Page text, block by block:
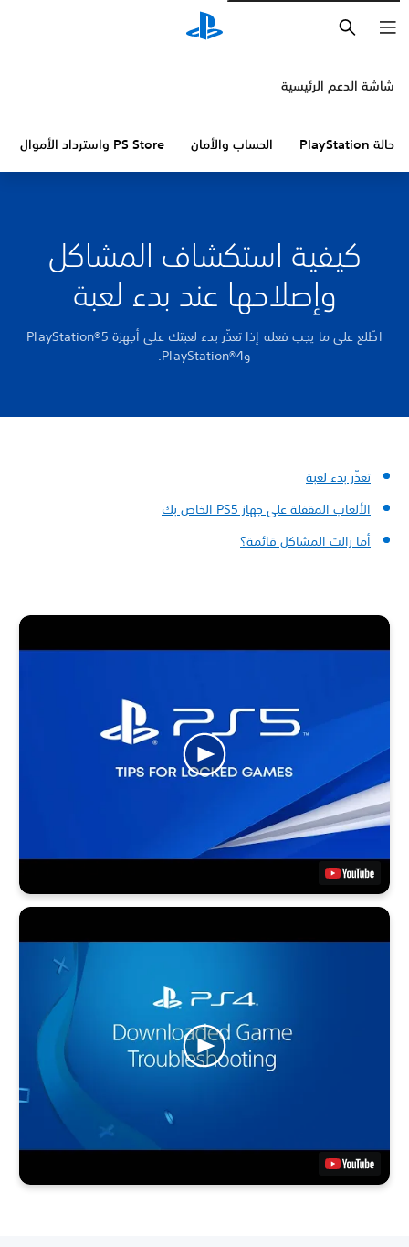
شاشة الدعم الرئيسية
حالة PlayStation الحساب والأمان PS Store واسترداد الأموال
كيفية استكشاف المشاكل
وإصلاحها عند بدء لعبة
اطّلع على ما يجب فعله إذا تعذّر بدء لعبتك على أجهزة PlayStation®5
وPlayStation®4.
تعذّر بدء لعبة
الألعاب المقفلة على جهاز PS5 الخاص بك
أما زالت المشاكل قائمة؟